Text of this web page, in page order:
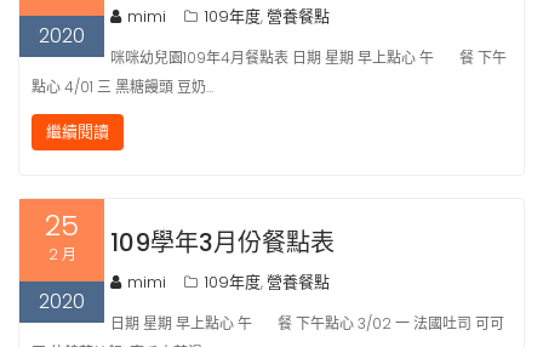
2020
mimi 109年度,營養餐點
咪咪幼兒園109年4月餐點表 日期 星期 早上點心 午 餐 下午
點心 4/01 三 黑糖饅頭 豆奶…
繼續閱讀
25
2 月
2020
109學年3月份餐點表
mimi 109年度,營養餐點
日期 星期 早上點心 午 餐 下午點心 3/02 一 法國吐司 可可